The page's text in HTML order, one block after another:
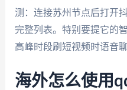
测：连接苏州节点后打开
完整列表。特别要提它的
高峰时段刷短视频时语音
海外怎么使用